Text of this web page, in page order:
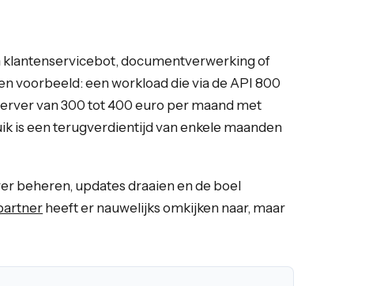
klantenservicebot, documentverwerking of
voorbeeld: een workload die via de API 800
van 300 tot 400 euro per maand met
is een terugverdientijd van enkele maanden
beheren, updates draaien en de boel
heeft er nauwelijks omkijken naar, maar